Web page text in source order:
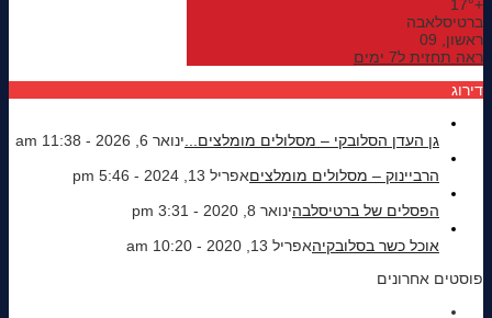
+
17°
ברטיסלאבה
ראשון, 09
ראה תחזית ל7 ימים
דירוג
גן העדן הסלובקי – מסלולים מומלצים... ינואר 6, 2026 - 11:38 am
הרביינוק – מסלולים מומלציםאפריל 13, 2024 - 5:46 pm
הפסלים של ברטיסלבהינואר 8, 2020 - 3:31 pm
אוכל כשר בסלובקיהאפריל 13, 2020 - 10:20 am
פוסטים אחרונים